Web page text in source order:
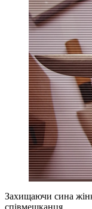
Захищаючи сина
співмешканця